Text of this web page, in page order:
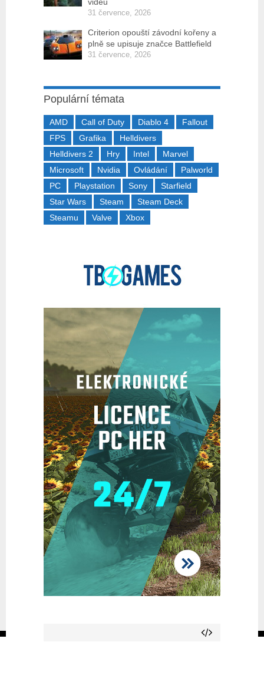
31 července, 2026
Criterion opouští závodní kořeny a
plně se upisuje značce Battlefield
31 července, 2026
Populární témata
AMD Call of Duty Diablo 4
Fallout
FPS
Grafika
Helldivers
Helldivers 2
Hry Intel
Marvel
Microsoft
Nvidia Ovládání
Palworld
PC
Playstation Sony
Starfield
Star Wars
Steam
Steam Deck
Steamu
Valve Xbox